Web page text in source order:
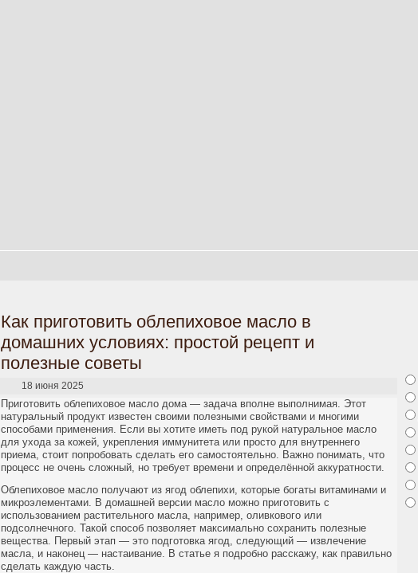
Как приготовить облепиховое масло в
домашних условиях: простой рецепт и
полезные советы
18 июня 2025
Приготовить облепиховое масло дома — задача вполне выполнимая. Этот
натуральный продукт известен своими полезными свойствами и многими
способами применения. Если вы хотите иметь под рукой натуральное масло
для ухода за кожей, укрепления иммунитета или просто для внутреннего
приема, стоит попробовать сделать его самостоятельно. Важно понимать, что
процесс не очень сложный, но требует времени и определённой аккуратности.
Облепиховое масло получают из ягод облепихи, которые богаты витаминами и
микроэлементами. В домашней версии масло можно приготовить с
использованием растительного масла, например, оливкового или
подсолнечного. Такой способ позволяет максимально сохранить полезные
вещества. Первый этап — это подготовка ягод, следующий — извлечение
масла, и наконец — настаивание. В статье я подробно расскажу, как правильно
сделать каждую часть.